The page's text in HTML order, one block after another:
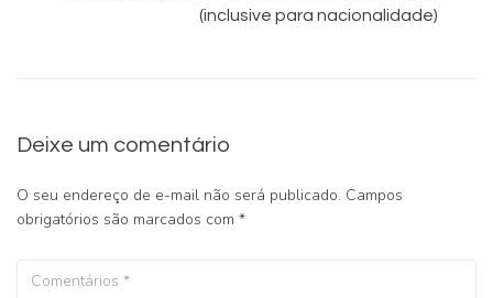
(inclusive para nacionalidade)
Deixe um comentário
O seu endereço de e-mail não será publicado. Campos
obrigatórios são marcados com *